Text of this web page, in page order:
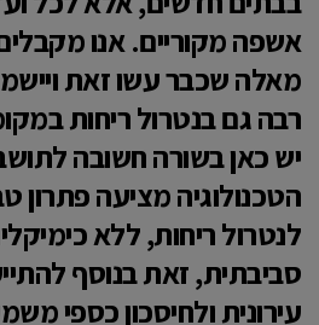
אשפה מקוריים. אנו
מאלה שכבר עשו זאת
רבה גם בנטרול ריחות
יש כאן בשורה חשובה
הטכנולוגיה מציעה פתרון
לנטרול ריחות, ללא
סביבתית, זאת בנוסף
עירונית ולחיסכון כספי